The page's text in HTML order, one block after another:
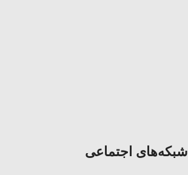
شبکه‌های اجتماعی